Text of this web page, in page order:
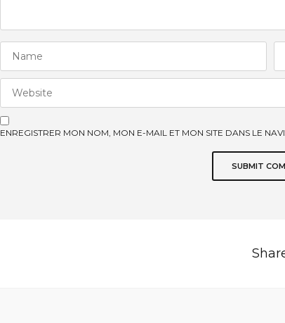
ENREGISTRER MON NOM, MON E-MAIL ET MON SITE DANS LE